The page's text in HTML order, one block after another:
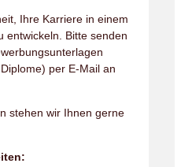
Ihre Karriere in einem
entwickeln. Bitte senden
per E-Mail an
stehen wir Ihnen gerne